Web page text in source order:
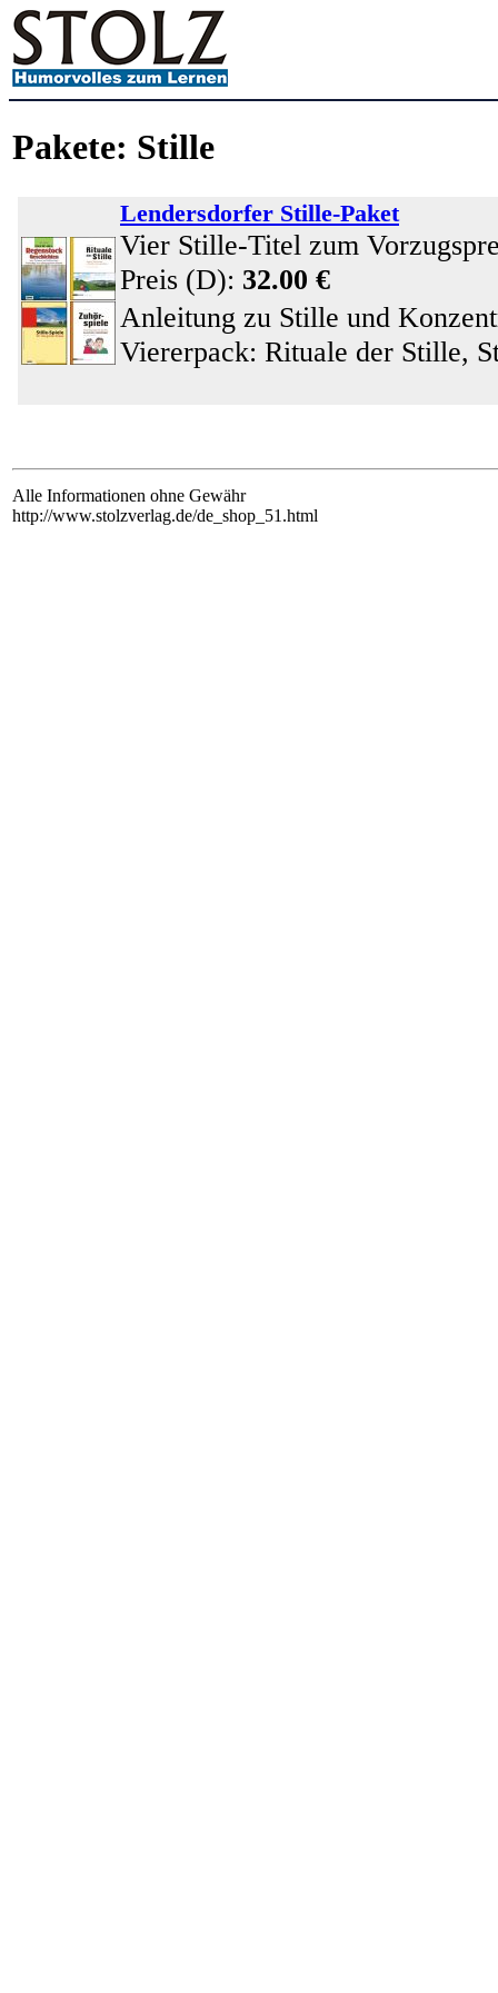
Pakete: Stille
Lendersdorfer Stille-Paket
Vier Stille-Titel zum
Preis (D): 32.00 €
Anleitung zu Stille und
Viererpack: Rituale der Stille,
Alle Informationen ohne Gewähr
http://www.stolzverlag.de/de_shop_51.html